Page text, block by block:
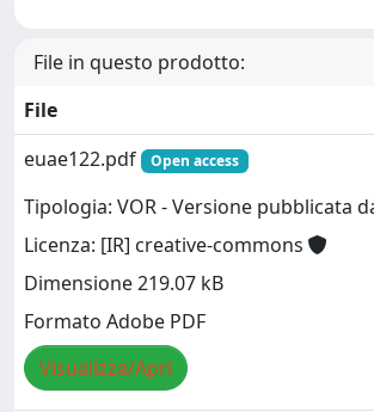
File in questo prodotto:
File
euae122.pdf
Open access
Tipologia: VOR - Versione pubblicata
Licenza: [IR] creative-commons
Dimensione 219.07 kB
Formato Adobe PDF
Visualizza/Apri